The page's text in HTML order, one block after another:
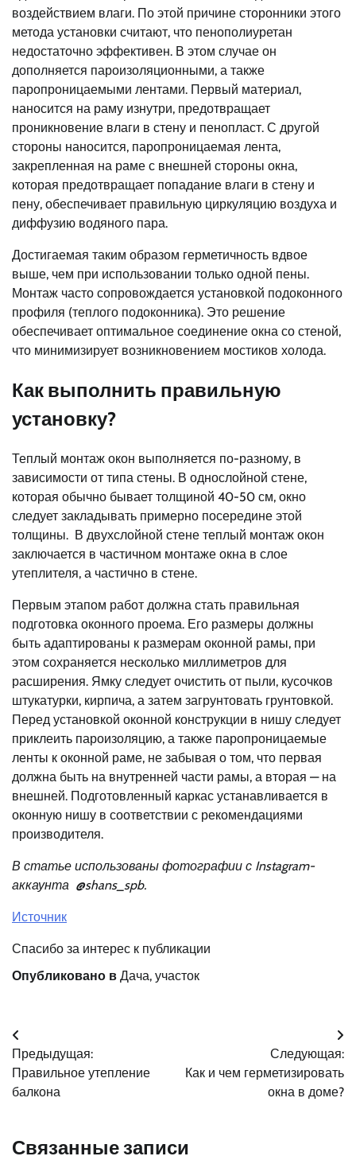
воздействием влаги. По этой причине сторонники этого
метода установки считают, что пенополиуретан
недостаточно эффективен. В этом случае он
дополняется пароизоляционными, а также
паропроницаемыми лентами. Первый материал,
наносится на раму изнутри, предотвращает
проникновение влаги в стену и пенопласт. С другой
стороны наносится, паропроницаемая лента,
закрепленная на раме с внешней стороны окна,
которая предотвращает попадание влаги в стену и
пену, обеспечивает правильную циркуляцию воздуха и
диффузию водяного пара.
Достигаемая таким образом герметичность вдвое
выше, чем при использовании только одной пены.
Монтаж часто сопровождается установкой подоконного
профиля (теплого подоконника). Это решение
обеспечивает оптимальное соединение окна со стеной,
что минимизирует возникновением мостиков холода.
Как выполнить правильную
установку?
Теплый монтаж окон выполняется по-разному, в
зависимости от типа стены. В однослойной стене,
которая обычно бывает толщиной 40-50 см, окно
следует закладывать примерно посередине этой
толщины. В двухслойной стене теплый монтаж окон
заключается в частичном монтаже окна в слое
утеплителя, а частично в стене.
Первым этапом работ должна стать правильная
подготовка оконного проема. Его размеры должны
быть адаптированы к размерам оконной рамы, при
этом сохраняется несколько миллиметров для
расширения. Ямку следует очистить от пыли, кусочков
штукатурки, кирпича, а затем загрунтовать грунтовкой.
Перед установкой оконной конструкции в нишу следует
приклеить пароизоляцию, а также паропроницаемые
ленты к оконной раме, не забывая о том, что первая
должна быть на внутренней части рамы, а вторая — на
внешней. Подготовленный каркас устанавливается в
оконную нишу в соответствии с рекомендациями
производителя.
В статье использованы фотографии с Instagram-
аккаунта @shans_spb.
Источник
Спасибо за интерес к публикации
Опубликовано в Дача, участок
Навигация
по
записям
Предыдущая:
Правильное утепление
балкона
Следующая:
Как и чем герметизировать
окна в доме?
Связанные записи